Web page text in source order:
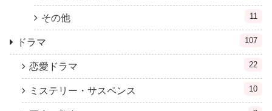
その他 11
ドラマ 107
恋愛ドラマ 22
ミステリー・サスペンス 10